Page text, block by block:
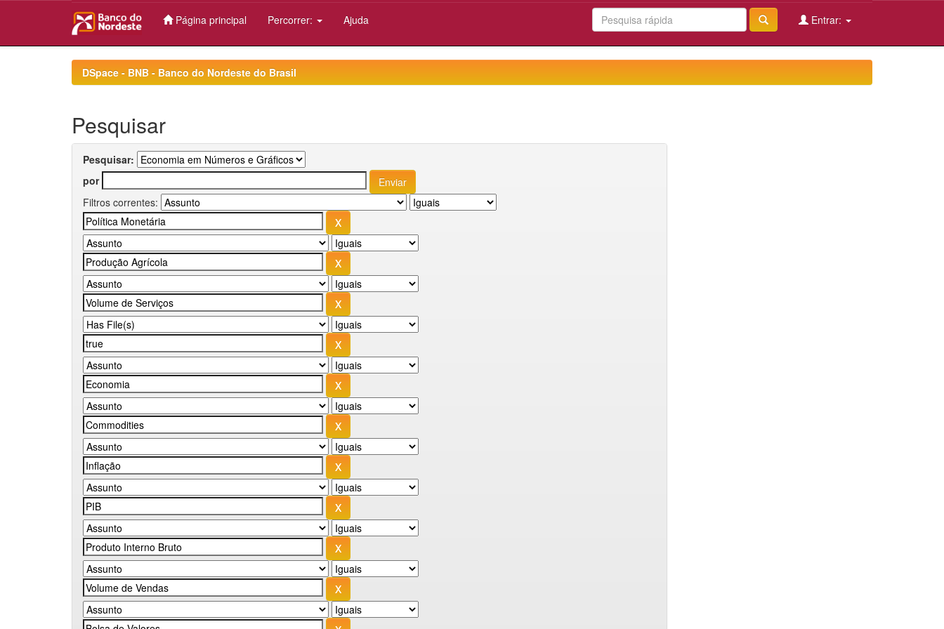
Página principal Percorrer: Ajuda Entrar:
DSpace - BNB - Banco do Nordeste do Brasil
Pesquisar
Pesquisar:
por
Filtros correntes: